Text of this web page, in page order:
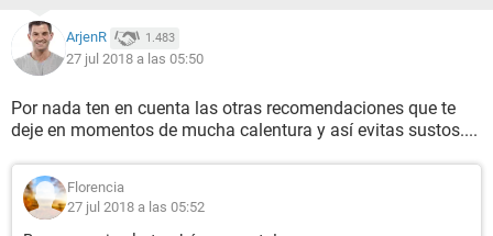
ArjenR 1.483
27 jul 2018 a las 05:50
Por nada ten en cuenta las otras recomendaciones que te
deje en momentos de mucha calentura y así evitas sustos....
Florencia
27 jul 2018 a las 05:52